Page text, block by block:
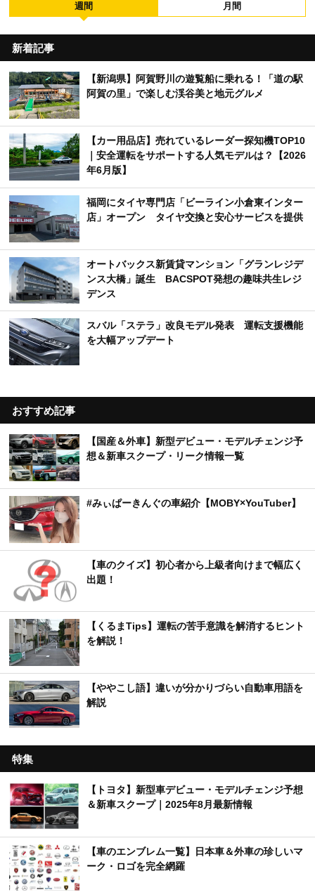
週間 月間
新着記事
【新潟県】阿賀野川の遊覧船に乗れる！「道の駅
阿賀の里」で楽しむ渓谷美と地元グルメ
【カー用品店】売れているレーダー探知機TOP10
｜安全運転をサポートする人気モデルは？【2026
年6月版】
福岡にタイヤ専門店「ビーライン小倉東インター
店」オープン タイヤ交換と安心サービスを提供
オートバックス新賃貸マンション「グランレジデ
ンス大橋」誕生 BACSPOT発想の趣味共生レジ
デンス
スバル「ステラ」改良モデル発表 運転支援機能
を大幅アップデート
おすすめ記事
【国産＆外車】新型デビュー・モデルチェンジ予
想＆新車スクープ・リーク情報一覧
#みぃぱーきんぐの車紹介【MOBY×YouTuber】
【車のクイズ】初心者から上級者向けまで幅広く
出題！
【くるまTips】運転の苦手意識を解消するヒント
を解説！
【ややこし語】違いが分かりづらい自動車用語を
解説
特集
【トヨタ】新型車デビュー・モデルチェンジ予想
＆新車スクープ｜2025年8月最新情報
【車のエンブレム一覧】日本車＆外車の珍しいマ
ーク・ロゴを完全網羅